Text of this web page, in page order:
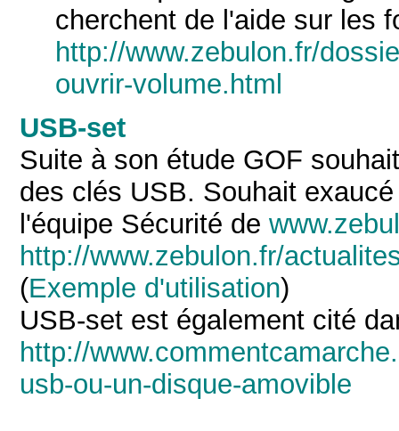
cherchent de l'aide sur les
http://www.zebulon.fr/
ouvrir-volume.html
USB-set
Suite à son étude GOF
des clés USB. Souhait
l'équipe Sécurité de
http://www.zebulon.fr/
(Exemple d'utilisation)
USB-set est également cité
http://
usb-ou-un-disque-amovible